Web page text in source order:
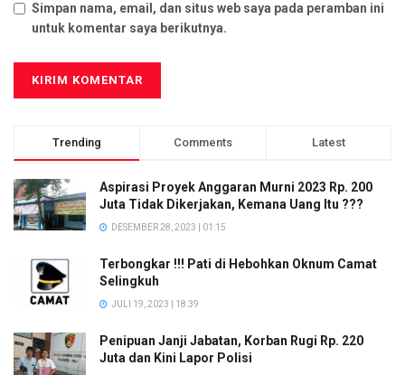
Simpan nama, email, dan situs web saya pada peramban ini
untuk komentar saya berikutnya.
Trending Comments Latest
Aspirasi Proyek Anggaran Murni 2023 Rp. 200
Juta Tidak Dikerjakan, Kemana Uang Itu ???
DESEMBER 28, 2023 | 01:15
Terbongkar !!! Pati di Hebohkan Oknum Camat
Selingkuh
JULI 19, 2023 | 18:39
Penipuan Janji Jabatan, Korban Rugi Rp. 220
Juta dan Kini Lapor Polisi